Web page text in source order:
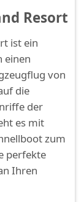
Resort
ist ein
einen
von
die
der
es mit
zum
perfekte
Ihren